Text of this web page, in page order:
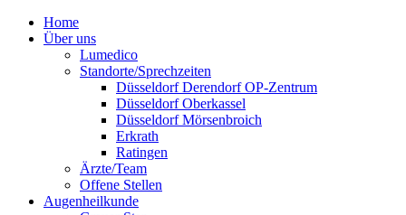
Home
Über uns
Lumedico
Standorte/Sprechzeiten
Düsseldorf Derendorf OP-Zentrum
Düsseldorf Oberkassel
Düsseldorf Mörsenbroich
Erkrath
Ratingen
Ärzte/Team
Offene Stellen
Augenheilkunde